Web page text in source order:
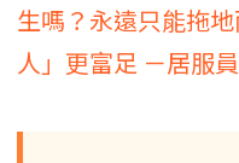
生嗎？永遠只能拖
人」更富足 －居服